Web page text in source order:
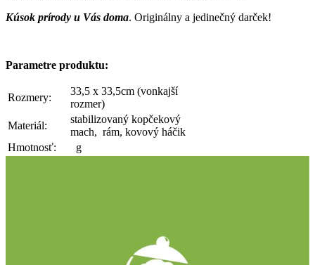
Kúsok prírody u Vás doma. Originálny a jedinečný darček!
Parametre produktu:
Rozmery:
33,5 x 33,5cm (vonkajší
rozmer)
Materiál:
stabilizovaný kopčekový
mach, rám, kovový háčik
Hmotnosť:
g